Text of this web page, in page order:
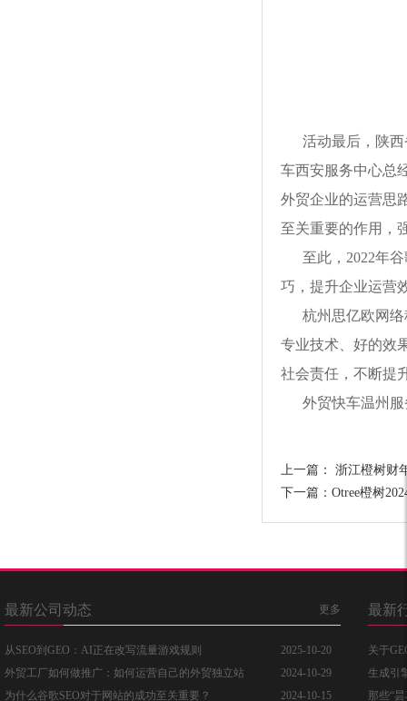
活动最后，陕
车西安服务中心总
外贸企业的运营思
至关重要的作用，
至此，2022年
巧，提升企业运营
杭州思亿欧网
专业技术、好的效
社会责任，不断提
外贸快车温州服
上一篇： 浙江橙树财
下一篇： Otree橙树
最新公司动态 更多
从SEO到GEO：AI正在改写流量游戏规则
2025-10-20
外贸工厂如何做推广：如何运营自己的外贸独立站
2024-10-29
为什么谷歌SEO对于网站的成功至关重要？
2024-10-15
最新
关于
生成引
那些“